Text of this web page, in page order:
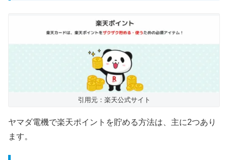
引用元：楽天公式サイト
ヤマダ電機で楽天ポイントを貯める方法は、主に2つあり
ます。